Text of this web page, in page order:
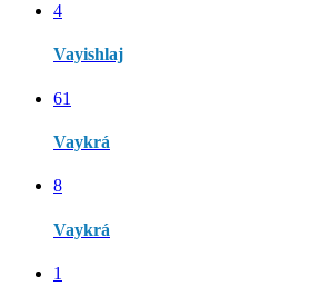
4
Vayishlaj
61
Vaykrá
8
Vaykrá
1